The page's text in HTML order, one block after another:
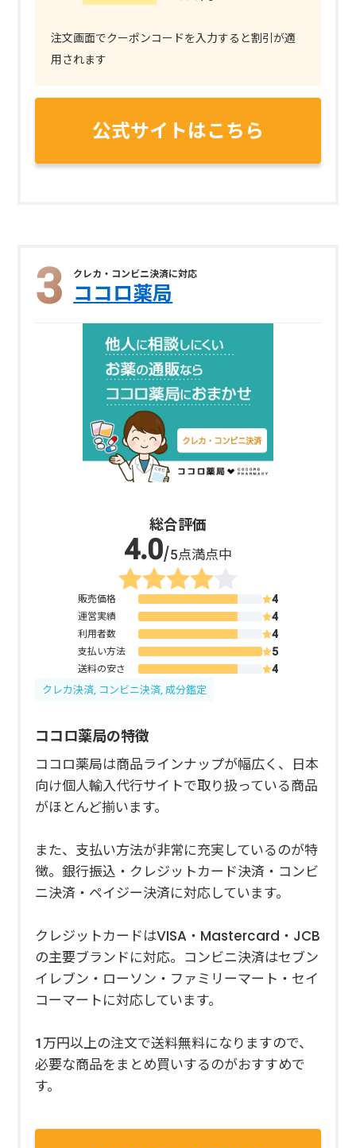
注文画面でクーポンコードを入力すると割引が適
用されます
公式サイトはこちら
クレカ・コンビニ決済に対応
ココロ薬局
総合評価
/5点満点中
販売価格
運営実績
利用者数
支払い方法
送料の安さ
クレカ決済, コンビニ決済, 成分鑑定
ココロ薬局の特徴
ココロ薬局は商品ラインナップが幅広く、日本
向け個人輸入代行サイトで取り扱っている商品
がほとんど揃います。
また、支払い方法が非常に充実しているのが特
徴。銀行振込・クレジットカード決済・コンビ
ニ決済・ペイジー決済に対応しています。
クレジットカードはVISA・Mastercard・JCB
の主要ブランドに対応。コンビニ決済はセブン
イレブン・ローソン・ファミリーマート・セイ
コーマートに対応しています。
1万円以上の注文で送料無料になりますので、
必要な商品をまとめ買いするのがおすすめで
す。